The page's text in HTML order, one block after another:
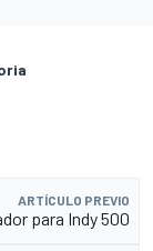
ARTÍCULO PREVIO
para Indy 500